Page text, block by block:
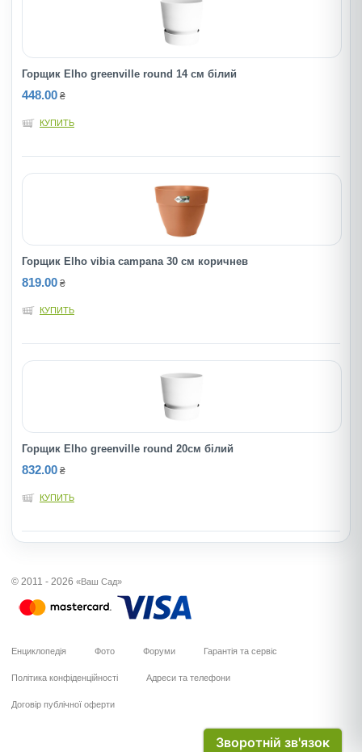
Горщик Elho greenville round 14 см білий
448.00 ₴
КУПИТЬ
Горщик Elho vibia campana 30 см коричнев
819.00 ₴
КУПИТЬ
Горщик Elho greenville round 20см білий
832.00 ₴
КУПИТЬ
© 2011 - 2026 «Ваш Сад»
Енциклопедія Фото Форуми Гарантія та сервіс
Політика конфіденційності Адреси та телефони
Договір публічної оферти